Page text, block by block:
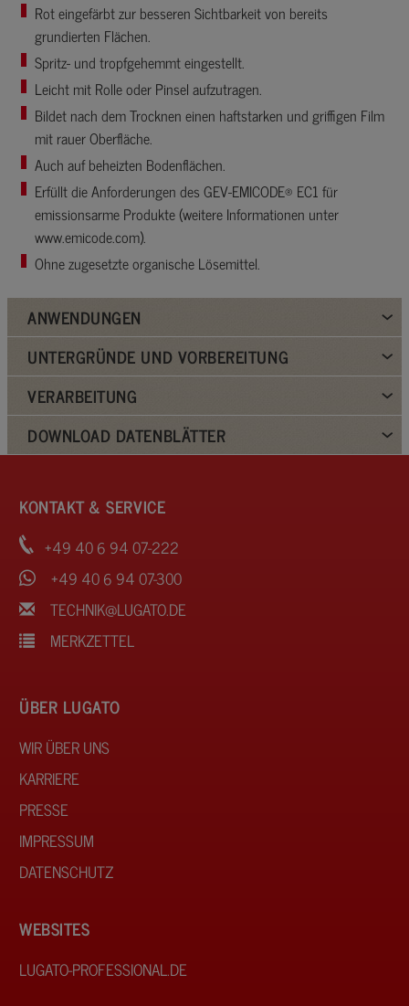
Rot eingefärbt zur besseren Sichtbarkeit von bereits
grundierten Flächen.
Spritz- und tropfgehemmt eingestellt.
Leicht mit Rolle oder Pinsel aufzutragen.
Bildet nach dem Trocknen einen haftstarken und griffigen Film
mit rauer Oberfläche.
Auch auf beheizten Bodenflächen.
Erfüllt die Anforderungen des GEV-EMICODE® EC1 für
emissionsarme Produkte (weitere Informationen unter
www.emicode.com).
Ohne zugesetzte organische Lösemittel.
ANWENDUNGEN
UNTERGRÜNDE UND VORBEREITUNG
VERARBEITUNG
DOWNLOAD DATENBLÄTTER
KONTAKT & SERVICE
+49 40 6 94 07-222
+49 40 6 94 07-300
TECHNIK@LUGATO.DE
MERKZETTEL
ÜBER LUGATO
WIR ÜBER UNS
KARRIERE
PRESSE
IMPRESSUM
DATENSCHUTZ
WEBSITES
LUGATO-PROFESSIONAL.DE